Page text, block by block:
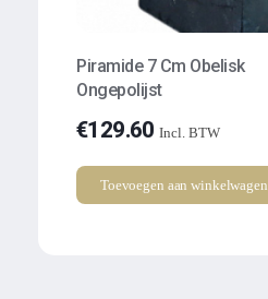
Piramide 7 Cm Obelisk
Ongepolijst
€129.60 Incl. BTW
Toevoegen aan winkelwagen